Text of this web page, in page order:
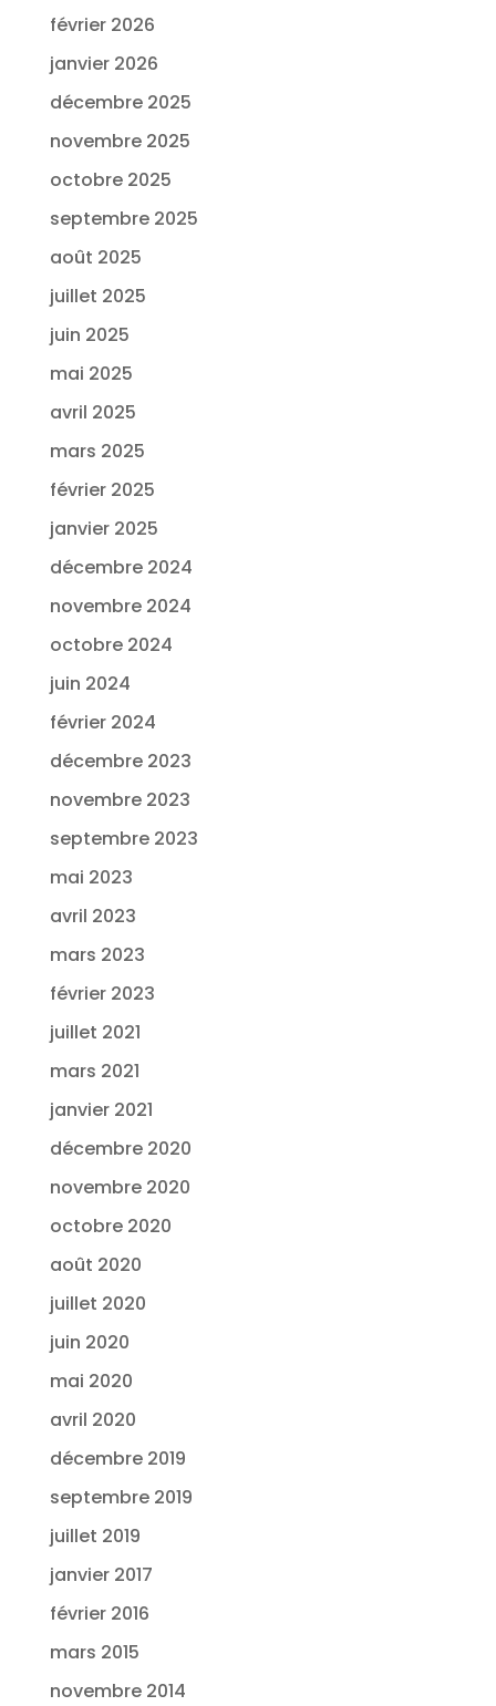
février 2026
janvier 2026
décembre 2025
novembre 2025
octobre 2025
septembre 2025
août 2025
juillet 2025
juin 2025
mai 2025
avril 2025
mars 2025
février 2025
janvier 2025
décembre 2024
novembre 2024
octobre 2024
juin 2024
février 2024
décembre 2023
novembre 2023
septembre 2023
mai 2023
avril 2023
mars 2023
février 2023
juillet 2021
mars 2021
janvier 2021
décembre 2020
novembre 2020
octobre 2020
août 2020
juillet 2020
juin 2020
mai 2020
avril 2020
décembre 2019
septembre 2019
juillet 2019
janvier 2017
février 2016
mars 2015
novembre 2014